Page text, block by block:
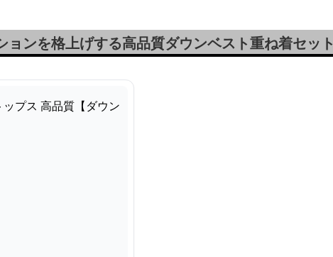
ョンを格上げする高品質ダウンベスト重ね着セット